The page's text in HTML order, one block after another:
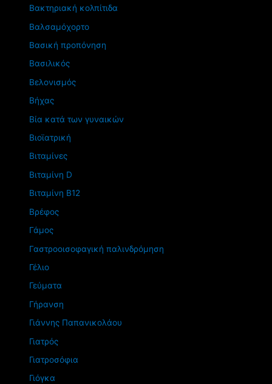
Βακτηριακή κολπίτιδα
Βαλσαμόχορτο
Βασική προπόνηση
Βασιλικός
Βελονισμός
Βήχας
Βία κατά των γυναικών
Βιοϊατρική
Βιταμίνες
Βιταμίνη D
Βιταμίνη Β12
Βρέφος
Γάμος
Γαστροοισοφαγική παλινδρόμηση
Γέλιο
Γεύματα
Γήρανση
Γιάννης Παπανικολάου
Γιατρός
Γιατροσόφια
Γιόγκα